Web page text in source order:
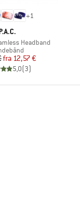
+1
Headband
Pris
Nedsat pris
fra 12,57 €
5,0(3)